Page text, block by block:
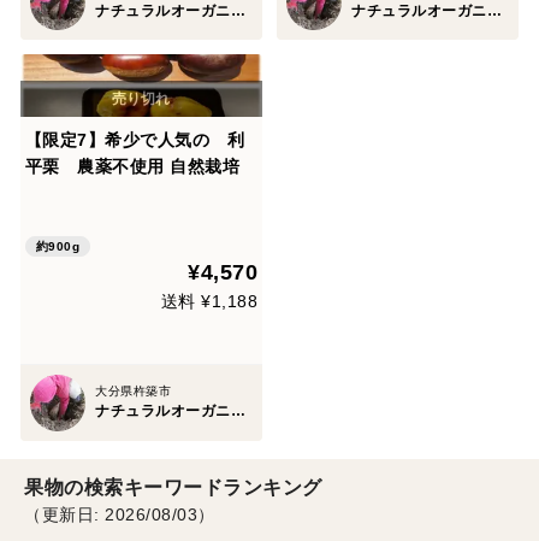
ナチュラルオーガニックファームベリーフルーツ ナチュラルオーガニックファームベリーフルーツ
【限定7】希少で人気の 利
平栗 農薬不使用 自然栽培
約900g
¥4,570
送料 ¥1,188
大分県杵築市
ナチュラルオーガニックファームベリーフルーツ
果物の検索キーワードランキング
（更新日: 2026/08/03）